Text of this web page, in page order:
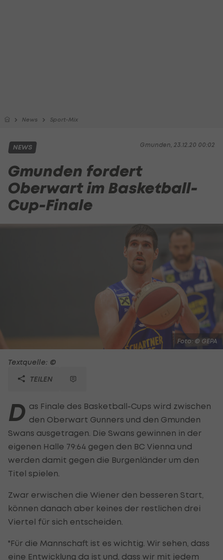
News Sport-Mix
Gmunden, 23.12.20 00:02
NEWS
Gmunden fordert
Oberwart im Basketball-
Cup-Finale
Foto: © GEPA
Textquelle: ©
TEILEN
D as Finale des Basketball-Cups wird zwischen
den Oberwart Gunners und den Gmunden
Swans ausgetragen. Die Swans gewinnen in der
eigenen Halle 79:64 gegen den BC Vienna und
werden damit gegen die Burgenländer um den
Titel spielen.
Zwar erwischen die Wiener den besseren Start,
können danach aber keines der restlichen drei
Viertel für sich entscheiden.
"Für die Mannschaft ist es wichtig. Wir sehen, dass
eine Entwicklung da ist und, dass wir mit jedem